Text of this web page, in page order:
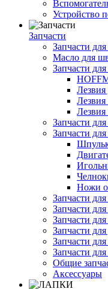
Устройство
Запчасти
Запчасти
Масло для
Запчасти
Лезвия
Запчасти
Запчасти
Ножи
Запчасти
Запчасти
Запчасти
Запчасти
Запчасти
Запчасти
Общие
Аксессуары